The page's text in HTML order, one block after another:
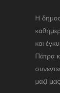
Η
και
Πάτρα
μαζί